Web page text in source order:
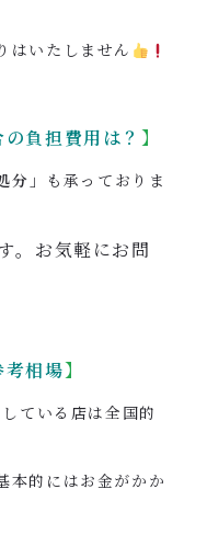
はいたしません
負担費用は？ 】
分」
も承っておりま
。 お気軽にお問
相場】
ている店は全国的
本的にはお金がかか